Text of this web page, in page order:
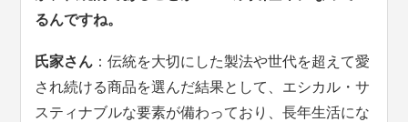
るんですね。
氏家さん ：伝統を大切にした製法や世代を超えて愛
され続ける商品を選んだ結果として、エシカル・サ
スティナブルな要素が備わっており、長年生活にな